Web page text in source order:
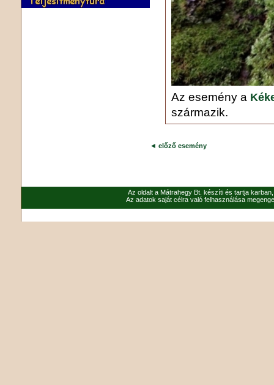
Az esemény a
származik.
◄ előző esemény
Az oldalt a Mátrahegy Bt. készíti és tartja
Az adatok saját célra való felhasználása